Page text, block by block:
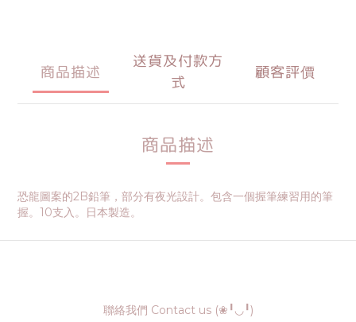
商品描述
送貨及付款方
式
顧客評價
商品描述
恐龍圖案的2B鉛筆，部分有夜光設計。包含一個握筆練習用的筆
握。10支入。日本製造。
聯絡我們 Contact us (❀╹◡╹)